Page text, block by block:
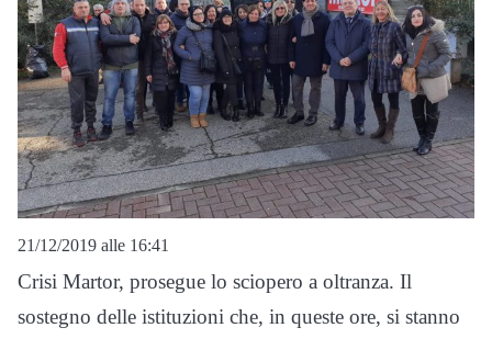
21/12/2019 alle 16:41
Crisi Martor, prosegue lo sciopero a oltranza. Il
sostegno delle istituzioni che, in queste ore, si stanno